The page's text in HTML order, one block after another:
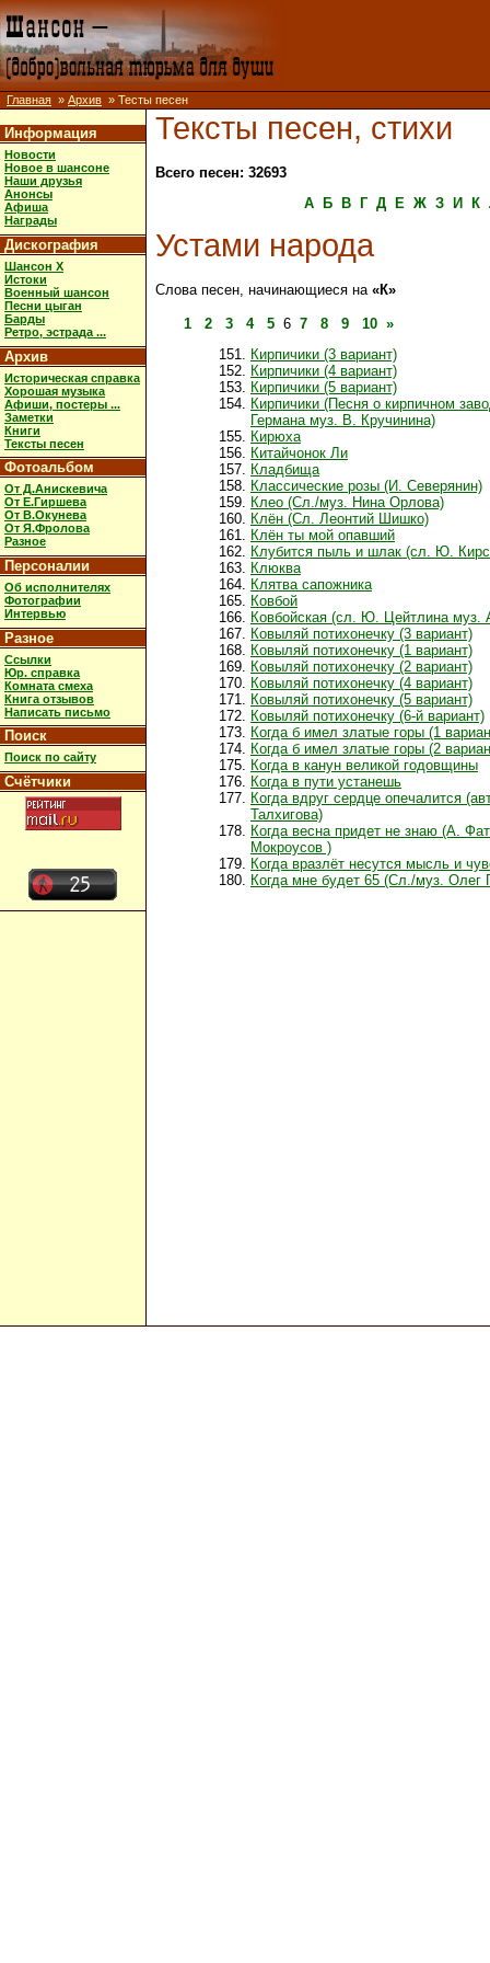
Главная » Архив » Тесты песен
Информация
Новости
Новое в шансоне
Наши друзья
Анонсы
Афиша
Награды
Дискография
Шансон X
Истоки
Военный шансон
Песни цыган
Барды
Ретро, эстрада ...
Архив
Историческая справка
Хорошая музыка
Афиши, постеры ...
Заметки
Книги
Тексты песен
Фотоальбом
От Д.Анискевича
От Е.Гиршева
От В.Окунева
От Я.Фролова
Разное
Персоналии
Об исполнителях
Фотографии
Интервью
Разное
Ссылки
Юр. справка
Комната смеха
Книга отзывов
Написать письмо
Поиск
Поиск по сайту
Счётчики
Тексты песен, стихи
Всего песен: 32693
А
Б В Г Д Е Ж З И К
Устами народа
Слова песен, начинающиеся на «К»
1 2 3 4 5 6 7 8 9 10 »
Кирпичики (3 вариант)
Кирпичики (4 вариант)
Кирпичики (5 вариант)
Кирпичики (Песня о кирпичном
Германа муз. В. Кручинина)
Кирюха
Китайчонок Ли
Кладбища
Классические розы (И. Северянин)
Клео (Сл./муз. Нина Орлова)
Клён (Сл. Леонтий Шишко)
Клён ты мой опавший
Клубится пыль и шлак (сл. Ю.
Клюква
Клятва сапожника
Ковбой
Ковбойская (сл. Ю. Цейтлина муз.
Ковыляй потихонечкy (3 вариант)
Ковыляй потихонечку (1 вариант)
Ковыляй потихонечку (2 вариант)
Ковыляй потихонечку (4 вариант)
Ковыляй потихонечку (5 вариант)
Ковыляй потихонечку (6-й вариант)
Когда б имел златые горы (1
Когда б имел златые горы (2
Когда в канун великой годовщины
Когда в пути устанешь
Когда вдруг сердце опечалится
Талхигова)
Когда весна придет не знаю (А.
Мокроусов )
Когда вразлёт несутся мысль и
Когда мне будет 65 (Сл./муз. Олег